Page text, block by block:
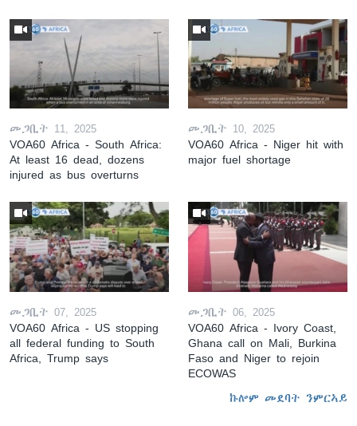
መጋቢት 11, 2025
VOA60 Africa - South Africa:
At least 16 dead, dozens
injured as bus overturns
መጋቢት 10, 2025
VOA60 Africa - Niger hit with
major fuel shortage
መጋቢት 07, 2025
VOA60 Africa - US stopping
all federal funding to South
Africa, Trump says
መጋቢት 06, 2025
VOA60 Africa - Ivory Coast,
Ghana call on Mali, Burkina
Faso and Niger to rejoin
ECOWAS
ኩሎም መደባት ንምርኣይ